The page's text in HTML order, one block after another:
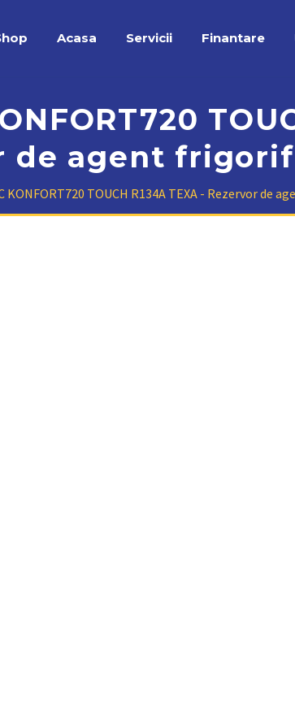
Acasa Servicii Finantare
de agent
KONFORT720 TOUCH R134A TEXA - Rezervor de